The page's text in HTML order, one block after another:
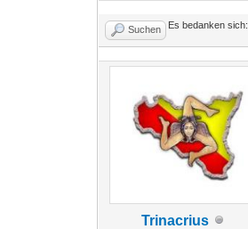
Suchen Es bedanken sich:
Trinacrius